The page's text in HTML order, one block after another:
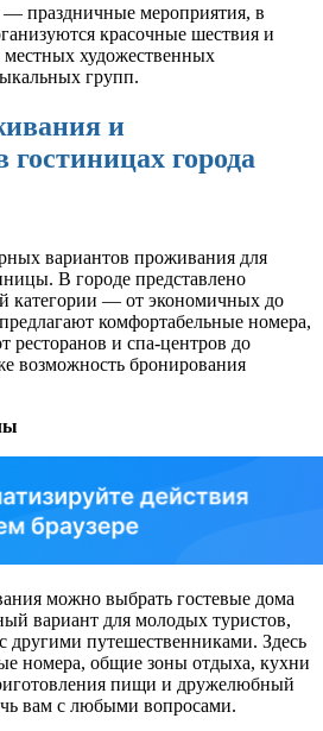
праздничные мероприятия, в
красочные шествия и
местных художественных
групп.
и
города
вариантов проживания для
В городе представлено
категории — от экономичных до
комфортабельные номера,
ресторанов и спа-центров до
возможность бронирования
можно выбрать гостевые дома
вариант для молодых туристов,
другими путешественниками. Здесь
номера, общие зоны отдыха, кухни
пищи и дружелюбный
вам с любыми вопросами.